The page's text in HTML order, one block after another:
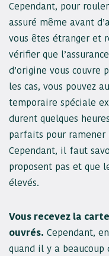
Cependant, pour
assuré même avant
vous êtes étranger et
vérifier que
d’origine vous couvre
les cas, vous pouvez
temporaire spéciale
durent quelques
parfaits pour ramener
Cependant, il faut
proposent pas et que
élevés.
Vous recevez la
ouvrés. Cependant,
quand il y a